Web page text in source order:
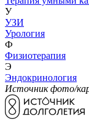
У
УЗИ
Урология
Ф
Физиотерапия
Э
Эндокринология
Источник фото/